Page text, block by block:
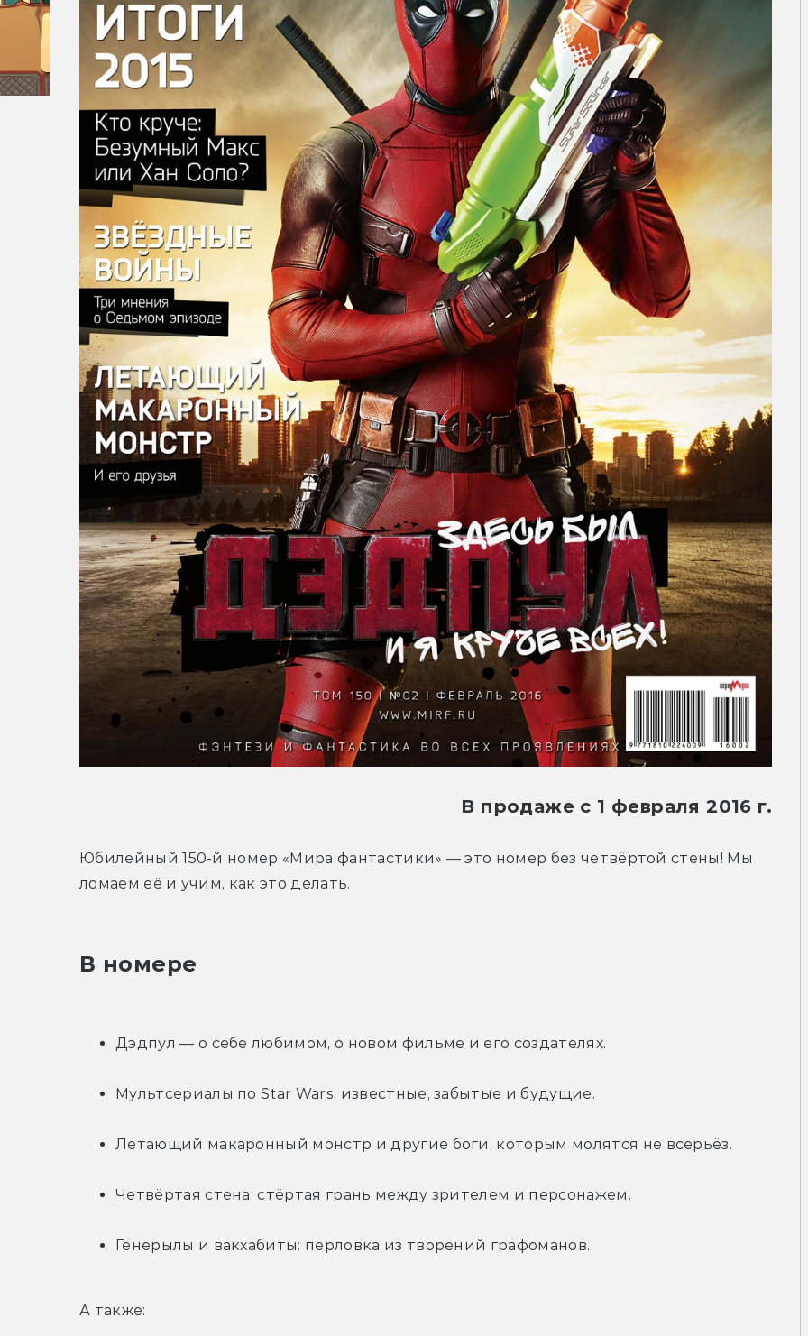
В продаже с 1 февраля 2016 г.
Юбилейный 150-й номер «Мира фантастики» — это номер без четвёртой стены! Мы
ломаем её и учим, как это делать.
В номере
Дэдпул — о себе любимом, о новом фильме и его создателях.
Мультсериалы по Star Wars: известные, забытые и будущие.
Летающий макаронный монстр и другие боги, которым молятся не всерьёз.
Четвёртая стена: стёртая грань между зрителем и персонажем.
Генерылы и вакхабиты: перловка из творений графоманов.
А также: